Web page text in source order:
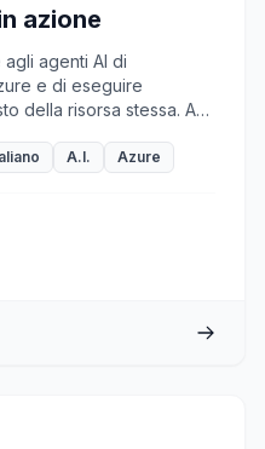
azione
agenti AI di
e di eseguire
della risorsa stessa. Ad
Storage o analizzare i
con Azure MCP
mondo DevOps/IaC in
A.I. Azure